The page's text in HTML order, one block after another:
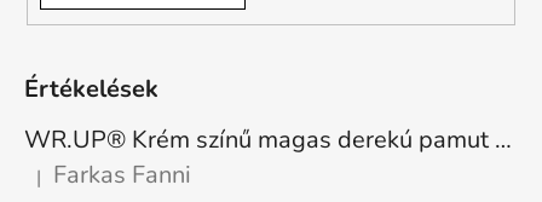
Értékelések
WR.UP® Krém színű magas derekú pamut nadrág RE(MOVE) WRUP1HC001ORG, Z40
A termék értékelése 5-ből 5 csillag.
| Farkas Fanni